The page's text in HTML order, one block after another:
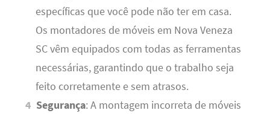
específicas que você pode não ter em casa.
Os montadores de móveis em Nova Veneza
SC vêm equipados com todas as ferramentas
necessárias, garantindo que o trabalho seja
feito corretamente e sem atrasos.
Segurança: A montagem incorreta de móveis